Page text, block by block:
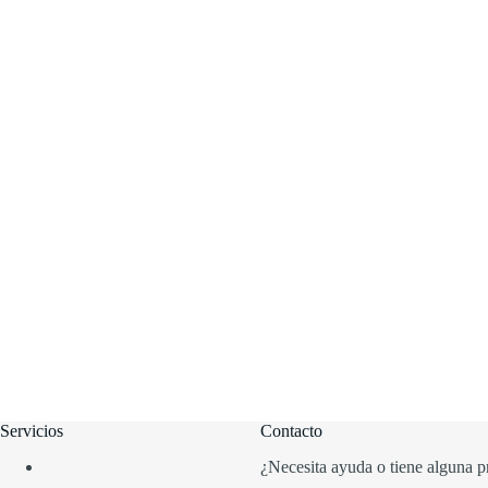
Servicios
Contacto
¿Necesita ayuda o tiene alguna